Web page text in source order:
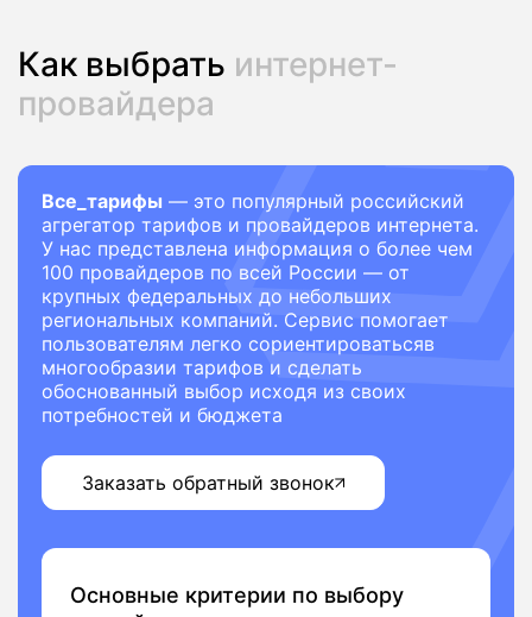
Как выбрать интернет-
провайдера
Все_тарифы — это популярный российский
агрегатор тарифов и провайдеров интернета.
У нас представлена информация о более чем
100 провайдеров по всей России — от
крупных федеральных до небольших
региональных компаний. Сервис помогает
пользователям легко сориентироватьсяв
многообразии тарифов и сделать
обоснованный выбор исходя из своих
потребностей и бюджета
Заказать обратный звонок
Основные критерии по выбору